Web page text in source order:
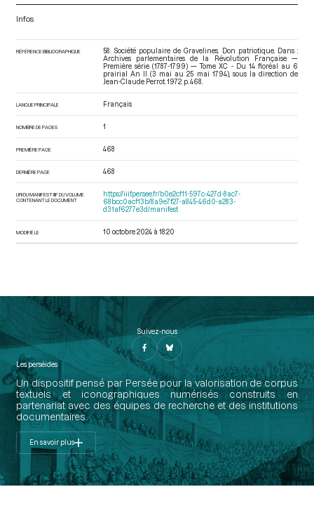
Infos
RÉFÉRENCE BIBLIOGRAPHIQUE
58. Société populaire de Gravelines. Don patriotique. Dans :
Archives parlementaires de la Révolution Française —
Première série (1787-1799) — Tome XC - Du 14 floréal au 6
prairial An II (3 mai au 25 mai 1794), sous la direction de
Jean-Claude Perrot. 1972. p. 468.
LANGUE PRINCIPALE Français
NOMBRE DE PAGES 1
PREMIÈRE PAGE 468
DERNIÈRE PAGE 468
URI DU MANIFEST IIIF DU VOLUME
CONTENANT LE DOCUMENT
https://iiif.persee.fr/b0e2cf11-597c-427d-8ac7-
68bcc0acf13b/8a9e7f27-a845-46d0-a283-
d31af6277e3d/manifest
MODIFIÉ LE 10 octobre 2024 à 18:20
Suivez-nous
Les perséides
Un dispositif pensé par Persée pour la valorisation de corpus
textuels et iconographiques numérisés construits en
partenariat avec des équipes de recherche et des institutions
documentaires.
En savoir plus